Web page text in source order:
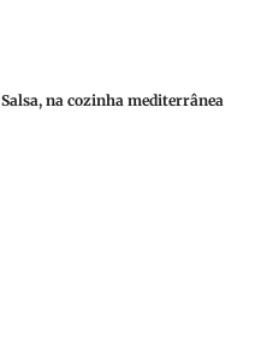
Salsa, na cozinha mediterrânea